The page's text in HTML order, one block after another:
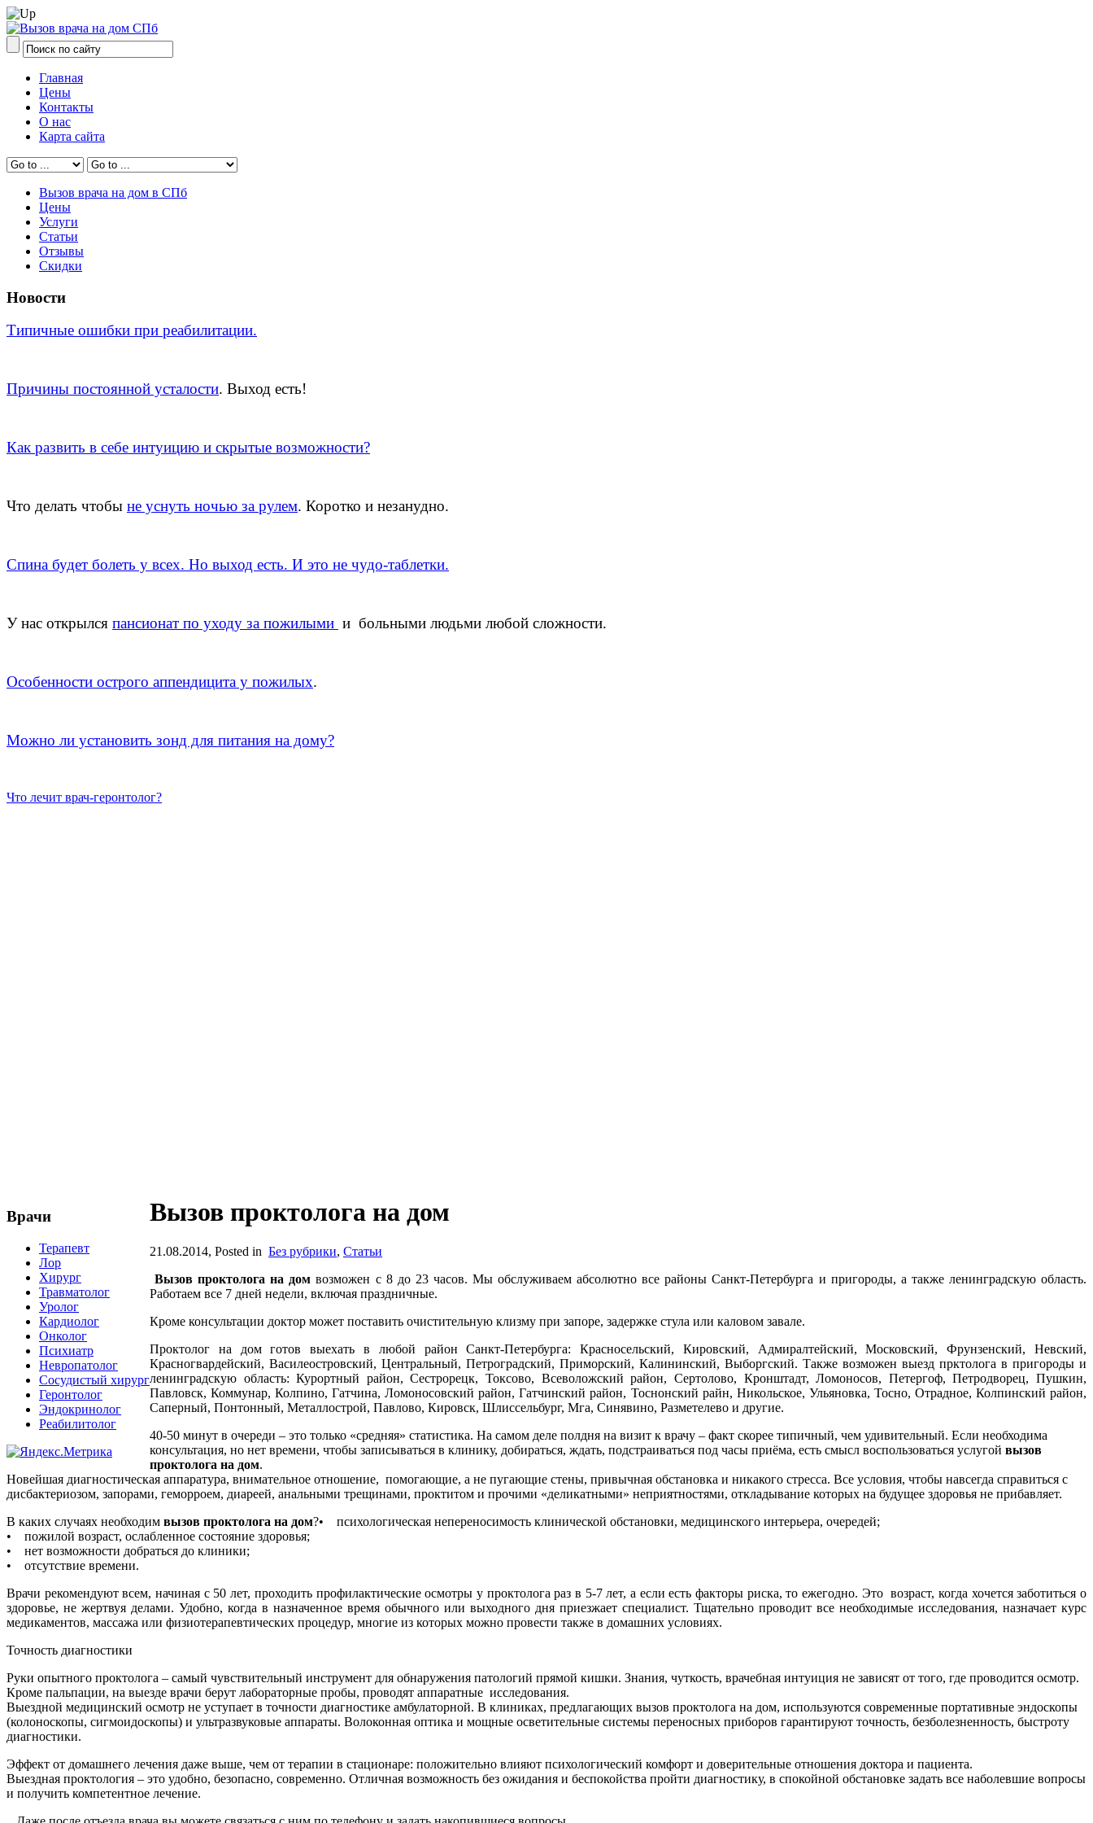
Главная
Цены
Контакты
О нас
Карта сайта
Вызов врача на дом в СПб
Цены
Услуги
Статьи
Отзывы
Скидки
Новости
Типичные ошибки при реабилитации.
Причины постоянной усталости. Выход есть!
Как развить в себе интуицию и скрытые возможности?
Что делать чтобы не уснуть ночью за рулем. Коротко и незанудно.
Спина будет болеть у всех. Но выход есть. И это не чудо-таблетки.
У нас открылся пансионат по уходу за пожилыми и больными людьми любой сложности.
Особенности острого аппендицита у пожилых.
Можно ли установить зонд для питания на дому?
Что лечит врач-геронтолог?
Врачи
Терапевт
Лор
Хирург
Травматолог
Уролог
Кардиолог
Онколог
Психиатр
Невропатолог
Сосудистый хирург
Геронтолог
Эндокринолог
Реабилитолог
Вызов проктолога на дом
21.08.2014, Posted in Без рубрики, Статьи
Вызов проктолога на дом возможен с 8 до 23 часов. Мы обслуживаем абсолютно все районы Санкт-Петербурга и пригороды, а также ленинградскую область.
Работаем все 7 дней недели, включая праздничные.
Кроме консультации доктор может поставить очистительную клизму при запоре, задержке стула или каловом завале.
Проктолог на дом готов выехать в любой район Санкт-Петербурга: Красносельский, Кировский, Адмиралтейский, Московский, Фрунзенский, Невский,
Красногвардейский, Василеостровский, Центральный, Петроградский, Приморский, Калининский, Выборгский. Также возможен выезд прктолога в пригороды и
ленинградскую область: Курортный район, Сестрорецк, Токсово, Всеволожский район, Сертолово, Кронштадт, Ломоносов, Петергоф, Петродворец, Пушкин,
Павловск, Коммунар, Колпино, Гатчина, Ломоносовский район, Гатчинский район, Тоснонский райн, Никольское, Ульяновка, Тосно, Отрадное, Колпинский район,
Саперный, Понтонный, Металлострой, Павлово, Кировск, Шлиссельбург, Мга, Синявино, Разметелево и другие.
40-50 минут в очереди – это только «средняя» статистика. На самом деле полдня на визит к врачу – факт скорее типичный, чем удивительный. Если необходима
консультация, но нет времени, чтобы записываться в клинику, добираться, ждать, подстраиваться под часы приёма, есть смысл воспользоваться услугой вызов
проктолога на дом.
Новейшая диагностическая аппаратура, внимательное отношение, помогающие, а не пугающие стены, привычная обстановка и никакого стресса. Все условия, чтобы навсегда справиться с
дисбактериозом, запорами, геморроем, диареей, анальными трещинами, проктитом и прочими «деликатными» неприятностями, откладывание которых на будущее здоровья не прибавляет.
В каких случаях необходим вызов проктолога на дом?• психологическая непереносимость клинической обстановки, медицинского интерьера, очередей;
• пожилой возраст, ослабленное состояние здоровья;
• нет возможности добраться до клиники;
• отсутствие времени.
Врачи рекомендуют всем, начиная с 50 лет, проходить профилактические осмотры у проктолога раз в 5-7 лет, а если есть факторы риска, то ежегодно. Это возраст, когда хочется заботиться о
здоровье, не жертвуя делами. Удобно, когда в назначенное время обычного или выходного дня приезжает специалист. Тщательно проводит все необходимые исследования, назначает курс
медикаментов, массажа или физиотерапевтических процедур, многие из которых можно провести также в домашних условиях.
Точность диагностики
Руки опытного проктолога – самый чувствительный инструмент для обнаружения патологий прямой кишки. Знания, чуткость, врачебная интуиция не зависят от того, где проводится осмотр.
Кроме пальпации, на выезде врачи берут лабораторные пробы, проводят аппаратные исследования.
Выездной медицинский осмотр не уступает в точности диагностике амбулаторной. В клиниках, предлагающих вызов проктолога на дом, используются современные портативные эндоскопы
(колоноскопы, сигмоидоскопы) и ультразвуковые аппараты. Волоконная оптика и мощные осветительные системы переносных приборов гарантируют точность, безболезненность, быстроту
диагностики.
Эффект от домашнего лечения даже выше, чем от терапии в стационаре: положительно влияют психологический комфорт и доверительные отношения доктора и пациента.
Выездная проктология – это удобно, безопасно, современно. Отличная возможность без ожидания и беспокойства пройти диагностику, в спокойной обстановке задать все наболевшие вопросы
и получить компетентное лечение.